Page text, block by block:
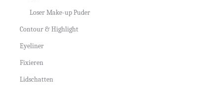
Loser Make-up Puder
Contour & Highlight
Eyeliner
Fixieren
Lidschatten